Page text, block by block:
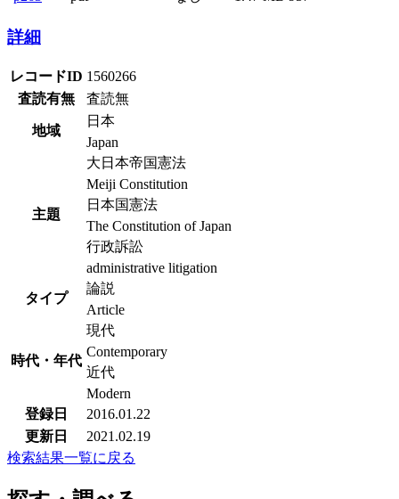
詳細
レコードID 1560266
査読有無
査読無
地域
日本
Japan
主題
大日本帝国憲法
Meiji Constitution
日本国憲法
The Constitution of Japan
行政訴訟
administrative litigation
タイプ
論説
Article
時代・年代
現代
Contemporary
近代
Modern
登録日
2016.01.22
更新日
2021.02.19
検索結果一覧に戻る